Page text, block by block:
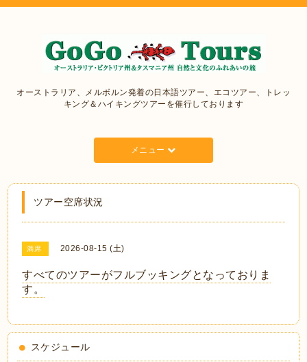
オーストラリア、メルボルン発着の日本語ツアー、エコツアー、トレッ
キング＆ハイキングツアーを催行しております
メニュー
ツアー空席状況
満席 2026-08-15 (土)
すべてのツアーがフルブッキングとなっておりま
す。
スケジュール